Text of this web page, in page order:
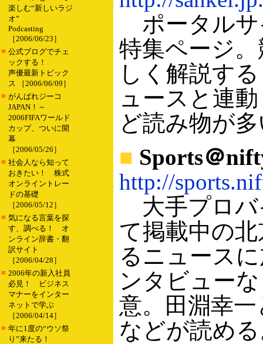
楽しむ“新しいラジ
オ”
Podcasting
［2006/06/23］
■ 公式ブログでチェ
ックする！
声優最新トピック
ス ［2006/06/09］
■ がんばれジーコ
JAPAN！～
2006FIFAワールド
カップ、ついに開
幕
［2006/05/26］
■ 社会人なら知って
おきたい！ 株式
オンライントレー
ドの基礎
［2006/05/12］
■ 気になる言葉を探
す、調べる！ オ
ンライン辞書・翻
訳サイト
［2006/04/28］
■ 2006年の新入社員
必見！ ビジネス
マナーをインター
ネットで学ぶ
［2006/04/14］
■ 年に1度の“ウソ祭
り”来たる！
ポータルサ
特集ページ
しく解説す
ュースと連
ど読み物が
■ Sports＠
http://
大手プロバ
て掲載中の
るニュース
ンタビュー
意。田淵幸
などが読め